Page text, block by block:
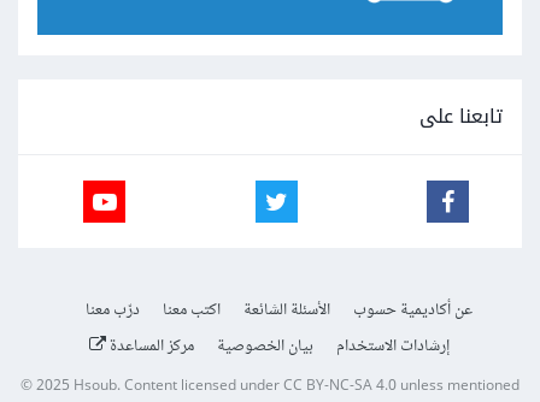
تابعنا على
عن أكاديمية حسوب الأسئلة الشائعة اكتب معنا
درّب معنا
إرشادات الاستخدام
بيان الخصوصية مركز المساعدة
© 2025Hsoub.Content licensed underCC BY-NC-SA 4.0unless mentioned